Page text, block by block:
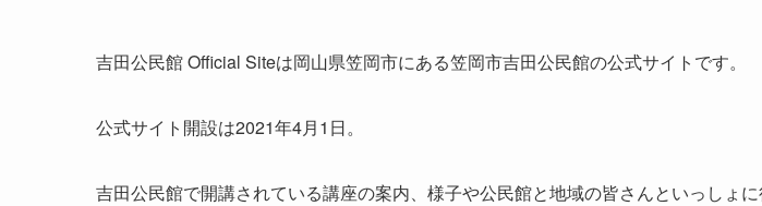
吉田公民館 Official Siteは岡山県笠岡市にある笠岡市吉田公民館の公式サイトです。
公式サイト開設は2021年4月1日。
吉田公民館で開講されている講座の案内、様子や公民館と地域の皆さんといっしょ